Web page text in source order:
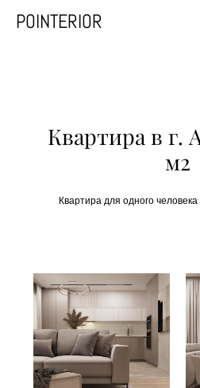
POINTERIOR
Квартира в г.
м2
Квартира для одного